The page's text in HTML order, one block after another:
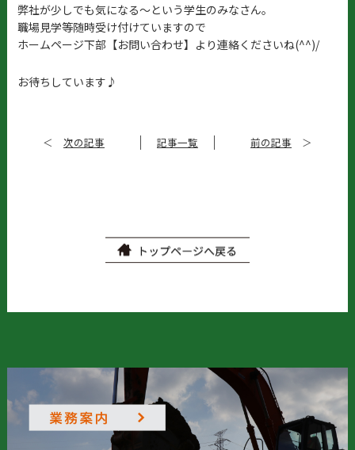
弊社が少しでも気になる～という学生のみなさん。
職場見学等随時受け付けていますので
ホームページ下部【お問い合わせ】より連絡くださいね(^^)/
お待ちしています♪
＜ 次の記事 記事一覧 前の記事 ＞